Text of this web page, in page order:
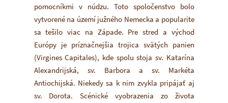
pomocníkmi v núdzu. Toto spoločenstvo bolo
vytvorené na území južného Nemecka a popularite
sa tešilo viac na Západe. Pre stred a východ
Európy je príznačnejšia trojica svätých panien
(Virgines Capitales), kde spolu stoja sv. Katarína
Alexandrijská, sv. Barbora a sv. Markéta
Antiochijská. Niekedy sa k nim zvykla pripájať aj
sv. Dorota. Scénické vyobrazenia zo života